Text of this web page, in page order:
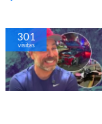
301
visitas